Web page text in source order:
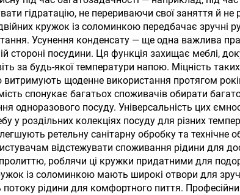
гідратацію, не перериваючи свої заняття й
кружок із соломинкою передбачає зручні
Усунення конденсату — ще одна важлива
стороні посудини. Ця функція захищає меблі,
за будь-якої температури напою. Міцність
витримують щоденне використання протягом
спонукає багатьох споживачів обирати
одноразового посуду. Універсальність цих
у роздільних колекціях посуду для різних
ретельну санітарну обробку та технічне
відстежувати споживання рідини для
роблячи ці кружки придатними для
із соломинкою мають широкі отвори для
рідини для комфортного пиття.